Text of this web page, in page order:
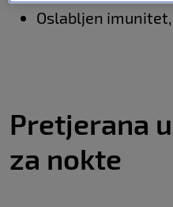
Oslabljen
Pretjerana
za nokte